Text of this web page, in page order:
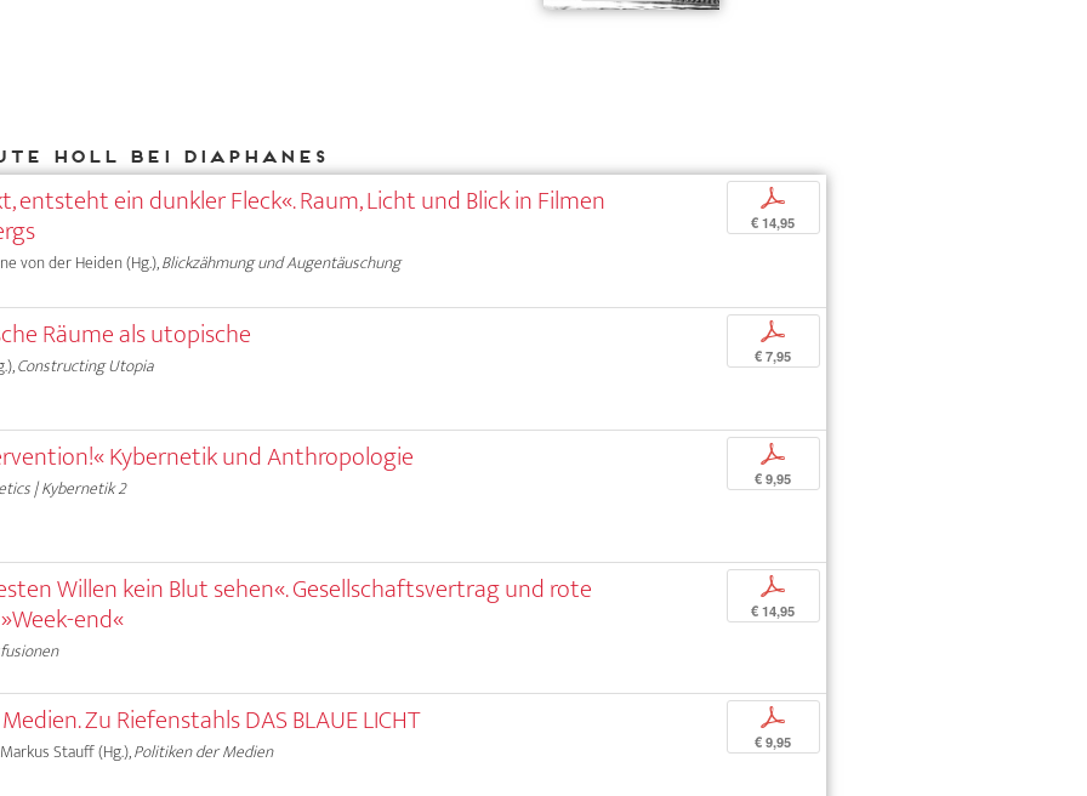
Holl bei DIAPHANES
entsteht ein dunkler Fleck«. Raum, Licht und Blick in Filmen
von der Heiden (Hg.),Blickzähmung und Augentäuschung
p
€ 14,95
Räume als utopische
Constructing Utopia
p
€ 7,95
Kybernetik und Anthropologie
| Kybernetik 2
p
€ 9,95
Willen kein Blut sehen«. Gesellschaftsvertrag und rote
end«
p
€ 14,95
Zu Riefenstahls DAS BLAUE LICHT
Stauff (Hg.),Politiken der Medien
p
€ 9,95